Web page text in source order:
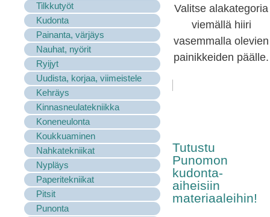
Tilkkutyöt
Kudonta
Painanta, värjäys
Nauhat, nyörit
Ryijyt
Uudista, korjaa, viimeistele
Kehräys
Kinnasneulatekniikka
Koneneulonta
Koukkuaminen
Nahkatekniikat
Nypläys
Paperitekniikat
Pitsit
Punonta
Valitse alakategoria
viemällä hiiri
vasemmalla olevien
painikkeiden päälle.
Tutustu
Punomon
kudonta-
aiheisiin
materiaaleihin!